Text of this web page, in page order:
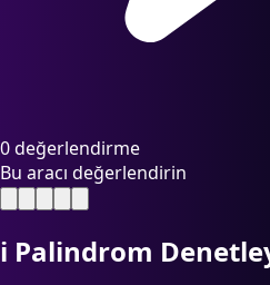
0 değerlendirme
Bu aracı değerlendirin
ℹ️ Palindrom